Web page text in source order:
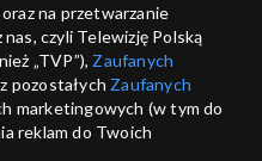
na przetwarzanie
czyli Telewizję Polską
„TVP”), Zaufanych
pozostałych Zaufanych
marketingowych (w tym do
reklam do Twoich